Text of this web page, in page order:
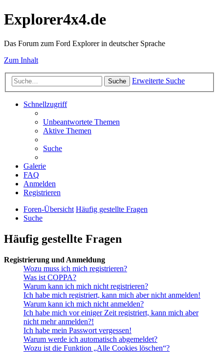
Explorer4x4.de
Das Forum zum Ford Explorer in deutscher Sprache
Zum Inhalt
Suche Erweiterte Suche
Schnellzugriff
Unbeantwortete Themen
Aktive Themen
Suche
Galerie
FAQ
Anmelden
Registrieren
Foren-Übersicht Häufig gestellte Fragen
Suche
Häufig gestellte Fragen
Registrierung und Anmeldung
Wozu muss ich mich registrieren?
Was ist COPPA?
Warum kann ich mich nicht registrieren?
Ich habe mich registriert, kann mich aber nicht anmelden!
Warum kann ich mich nicht anmelden?
Ich habe mich vor einiger Zeit registriert, kann mich aber
nicht mehr anmelden?!
Ich habe mein Passwort vergessen!
Warum werde ich automatisch abgemeldet?
Wozu ist die Funktion „Alle Cookies löschen“?